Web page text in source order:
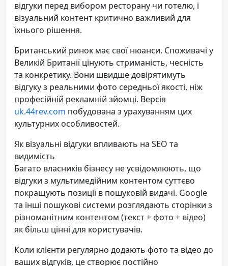
відгуки перед вибором ресторану чи готелю, і
візуальний контент критично важливий для
їхнього рішення.
Британський ринок має свої нюанси. Споживачі у
Великій Британії цінують стриманість, чесність
та конкретику. Вони швидше довірятимуть
відгуку з реальними фото середньої якості, ніж
професійній рекламній зйомці. Версія
uk.44rev.com побудована з урахуванням цих
культурних особливостей.
Як візуальні відгуки впливають на SEO та
видимість
Багато власників бізнесу не усвідомлюють, що
відгуки з мультимедійним контентом суттєво
покращують позиції в пошуковій видачі. Google
та інші пошукові системи розглядають сторінки з
різноманітним контентом (текст + фото + відео)
як більш цінні для користувачів.
Коли клієнти регулярно додають фото та відео до
ваших відгуків, це створює постійно